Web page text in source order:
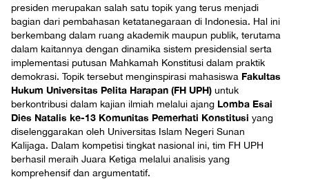
presiden merupakan salah satu topik yang terus menjadi
bagian dari pembahasan ketatanegaraan di Indonesia. Hal ini
berkembang dalam ruang akademik maupun publik, terutama
dalam kaitannya dengan dinamika sistem presidensial serta
implementasi putusan Mahkamah Konstitusi dalam praktik
demokrasi. Topik tersebut menginspirasi mahasiswa Fakultas
Hukum Universitas Pelita Harapan (FH UPH) untuk
berkontribusi dalam kajian ilmiah melalui ajang Lomba Esai
Dies Natalis ke-13 Komunitas Pemerhati Konstitusi yang
diselenggarakan oleh Universitas Islam Negeri Sunan
Kalijaga. Dalam kompetisi tingkat nasional ini, tim FH UPH
berhasil meraih Juara Ketiga melalui analisis yang
komprehensif dan argumentatif.